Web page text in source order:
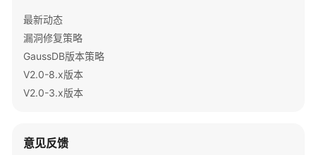
南
（分
_V2.0-
8.x）
发
最新动态
漏洞修复策略
GaussDB版本策略
V2.0-8.x版本
V2.0-3.x版本
意见反馈